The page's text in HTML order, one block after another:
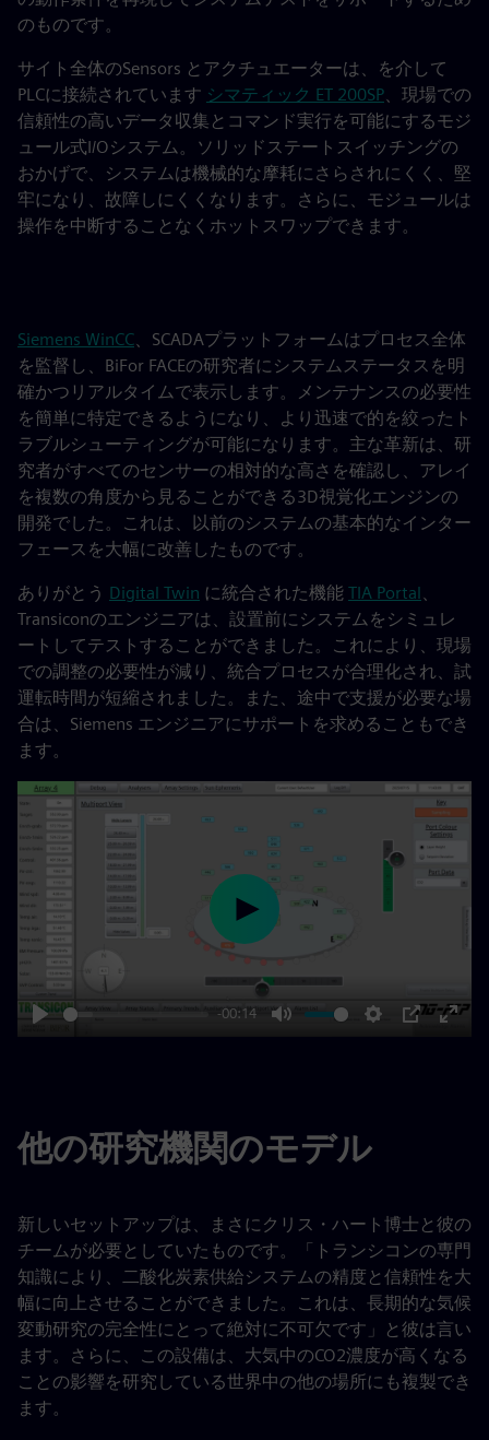
のものです。
サイト全体のSensors とアクチュエーターは、を介して
PLCに接続されています シマティック ET 200SP、現場での
信頼性の高いデータ収集とコマンド実行を可能にするモジ
ュール式I/Oシステム。ソリッドステートスイッチングの
おかげで、システムは機械的な摩耗にさらされにくく、堅
牢になり、故障しにくくなります。さらに、モジュールは
操作を中断することなくホットスワップできます。
Siemens WinCC、SCADAプラットフォームはプロセス全体
を監督し、BiFor FACEの研究者にシステムステータスを明
確かつリアルタイムで表示します。メンテナンスの必要性
を簡単に特定できるようになり、より迅速で的を絞ったト
ラブルシューティングが可能になります。主な革新は、研
究者がすべてのセンサーの相対的な高さを確認し、アレイ
を複数の角度から見ることができる3D視覚化エンジンの
開発でした。これは、以前のシステムの基本的なインター
フェースを大幅に改善したものです。
ありがとう Digital Twin に統合された機能 TIA Portal、
Transiconのエンジニアは、設置前にシステムをシミュレ
ートしてテストすることができました。これにより、現場
での調整の必要性が減り、統合プロセスが合理化され、試
運転時間が短縮されました。また、途中で支援が必要な場
合は、Siemens エンジニアにサポートを求めることもでき
ます。
Play
-00:14
Mute Settings
PIP
Play
他の研究機関のモデル
新しいセットアップは、まさにクリス・ハート博士と彼の
チームが必要としていたものです。「トランシコンの専門
知識により、二酸化炭素供給システムの精度と信頼性を大
幅に向上させることができました。これは、長期的な気候
変動研究の完全性にとって絶対に不可欠です」と彼は言い
ます。さらに、この設備は、大気中のCO2濃度が高くなる
ことの影響を研究している世界中の他の場所にも複製でき
ます。